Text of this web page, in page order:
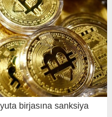
birjasına sanksiya